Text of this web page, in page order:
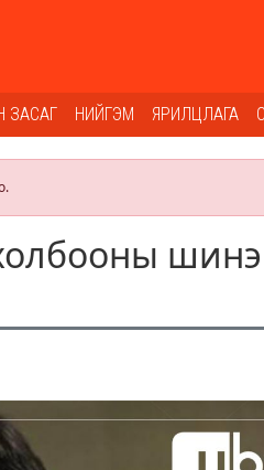
ЗАСАГ НИЙГЭМ ЯРИЛЦЛАГА
шинэ